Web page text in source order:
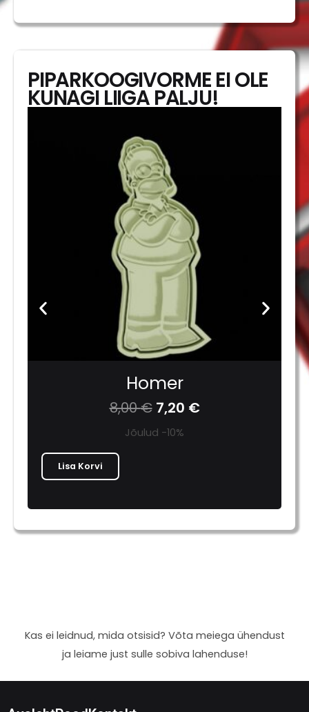
PIPARKOOGIVORME EI OLE
KUNAGI LIIGA PALJU!
Homer
8,00€ 7,20 €
Jõulud -10%
Lisa Korvi
Kas ei leidnud, mida otsisid? Võta meiega ühendust
ja leiame just sulle sobiva lahenduse!